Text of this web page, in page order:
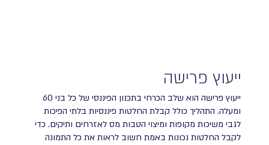
ייעוץ פרישה
ייעוץ פרישה הוא שלב הכרחי בתכנון הפיננסי של כל בני 60
ומעלה. התהליך כולל קבלת החלטות פיננסיות בלתי הפיכות
לגבי משיכות מקופות ומיצוי הטבות מס לאזרחים ותיקים. כדי
לקבל החלטות נכונות באמת חשוב לראות את כל התמונה